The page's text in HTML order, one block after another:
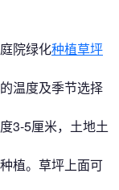
院绿化种植草坪
温度及季节选择
3-5厘米，土地土
植。草坪上面可